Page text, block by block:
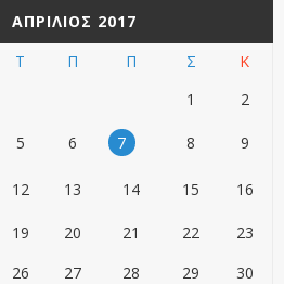
ΑΠΡΊΛΙΟΣ 2017
Τ Π Π Σ
Κ
1
2
5 6 7 8 9
12 13 14 15 16
19 20 21 22
23
26 27 28 29
30